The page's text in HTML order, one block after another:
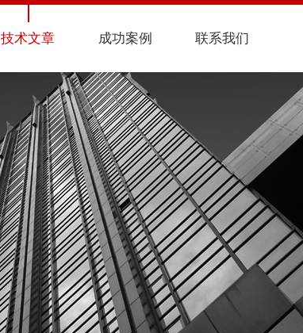
技术文章 成功案例 联系我们